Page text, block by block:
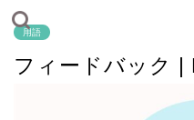
用語
フィードバック |